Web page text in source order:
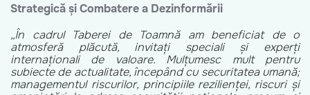
Strategică șiCombatere a Dezinformării
„În cadrul Taberei de Toamnă am beneficiat de o
atmosferă plăcută, invitați speciali și experți
internaționali de valoare. Mulțumesc mult pentru
subiecte de actualitate, începând cu securitatea umană;
managementul riscurilor, principiile rezilienței, riscuri și